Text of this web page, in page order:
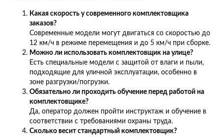
Какая скорость у современного комплектовщика
заказов?
Современные модели могут двигаться со скоростью до
12 км/ч в режиме перемещения и до 5 км/ч при сборке.
Можно ли использовать комплектовщик на улице?
Есть специальные модели с защитой от влаги и пыли,
подходящие для уличной эксплуатации, особенно в
зоне разгрузки/погрузки.
Обязательно ли проходить обучение перед работой на
комплектовщике?
Да, оператор должен пройти инструктаж и обучение в
соответствии с требованиями охраны труда.
Сколько весит стандартный комплектовщик?